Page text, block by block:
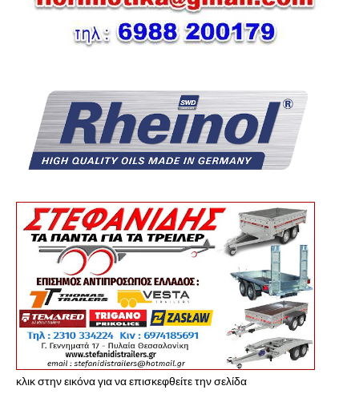
κλικ στην εικόνα για να επισκεφθείτε την σελίδα